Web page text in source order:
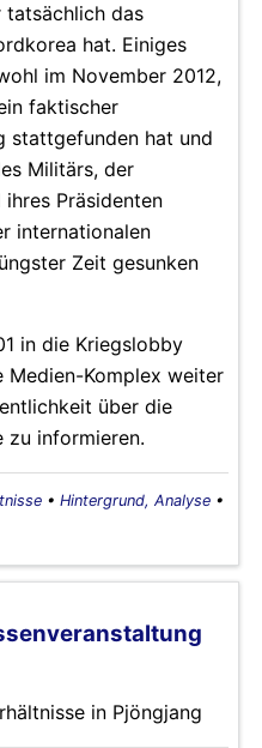
tatsächlich das
hat. Einiges
im November 2012,
faktischer
stattgefunden hat und
Militärs, der
ihres Präsidenten
internationalen
Zeit gesunken
in die Kriegslobby
Komplex weiter
über die
zu informieren.
• Hintergrund, Analyse •
in Pjöngjang